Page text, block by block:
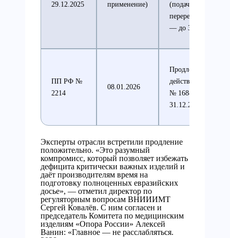
29.12.2025
применение)
(подача),
перерегистрация
— до 31.12.2028
ПП РФ №
2214
08.01.2026
Продление
действия правил
№ 1684 до
31.12.2028
Эксперты отрасли встретили продление
положительно. «Это разумный
компромисс, который позволяет избежать
дефицита критически важных изделий и
даёт производителям время на
подготовку полноценных евразийских
досье», — отметил директор по
регуляторным вопросам ВНИИИМТ
Сергей Ковалёв. С ним согласен и
председатель Комитета по медицинским
изделиям «Опора России» Алексей
Ванин: «Главное — не расслабляться.